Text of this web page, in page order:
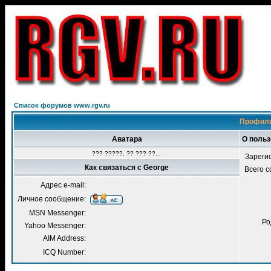
Список форумов www.rgv.ru
Аватара О
??? ?????, ?? ??? ??...
Всего
Как связаться с George
Адрес e-mail:
Личное сообщение:
MSN Messenger:
Yahoo Messenger:
AIM Address:
ICQ Number: